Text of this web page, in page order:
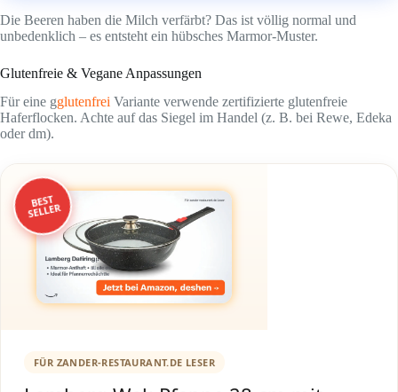
Die Beeren haben die Milch verfärbt? Das ist völlig normal und
unbedenklich – es entsteht ein hübsches Marmor-Muster.
Glutenfreie & Vegane Anpassungen
Für eine gglutenfrei Variante verwende zertifizierte glutenfreie
Haferflocken. Achte auf das Siegel im Handel (z. B. bei Rewe, Edeka
oder dm).
BEST
SELLER
FÜR ZANDER-RESTAURANT.DE LESER